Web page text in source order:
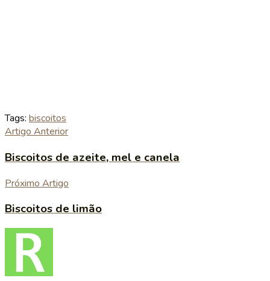
Tags: biscoitos
Artigo Anterior
Biscoitos de azeite, mel e canela
Próximo Artigo
Biscoitos de limão